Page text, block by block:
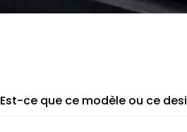
Est-ce que ce modèle ou ce